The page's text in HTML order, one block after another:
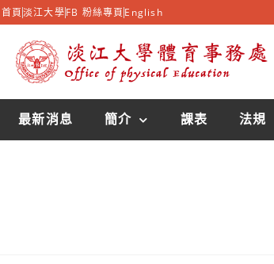
首頁淡江大學FB 粉絲專頁 English
最新消息 簡介 課表 法規